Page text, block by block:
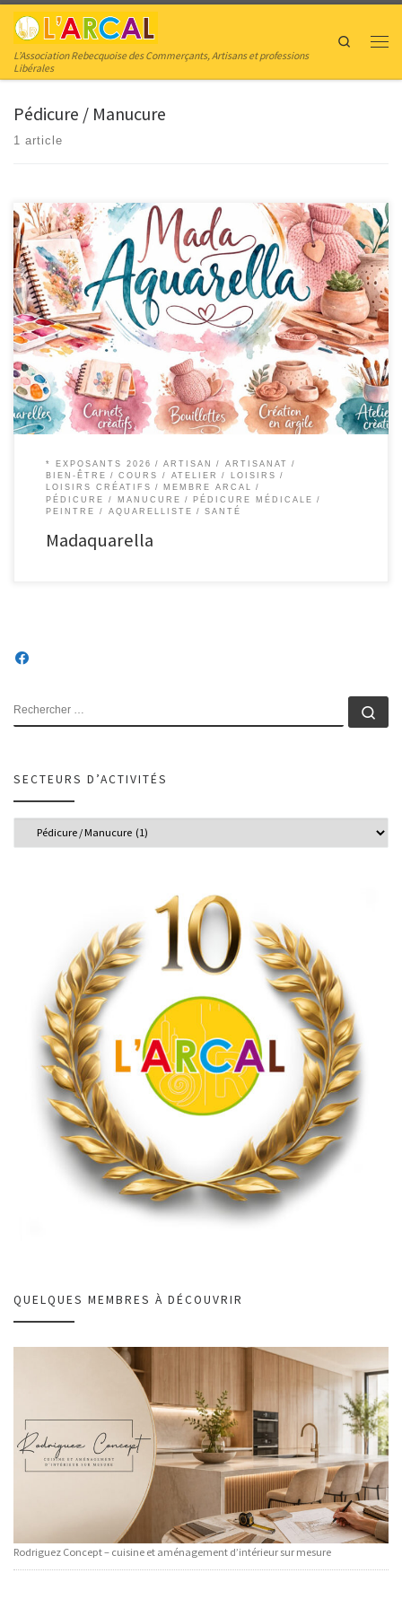
Skip to content
L’Association Rebecquoise des Commerçants, Artisans et professions
Libérales
Search
Pédicure / Manucure
1 article
Madaquarella Aquarelliste Aquarelliste Carnets créatifs aquarelle,
croquis,carnets de recettes,album, carnet d’écriture faits main Coussin
chauffants de riz faits main 1430 REBECQ Facefook | Madaquarella Insta |
Madaquarella Horaires Sur rendez-vous
* EXPOSANTS 2026 ARTISAN
ARTISANAT
BIEN-ÊTRE
COURS / ATELIER
LOISIRS
LOISIRS CRÉATIFS
MEMBRE ARCAL
PÉDICURE / MANUCURE
PÉDICURE MÉDICALE
PEINTRE / AQUARELLISTE
SANTÉ
Madaquarella
RECHERCHER
SECTEURS D’ACTIVITÉS
QUELQUES MEMBRES À DÉCOUVRIR
Rodriguez Concept – cuisine et aménagement d’intérieur sur mesure